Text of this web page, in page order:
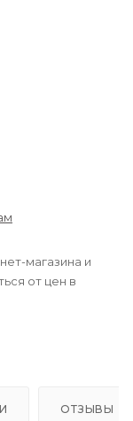
магазина и
от цен в
ОТЗЫВЫ